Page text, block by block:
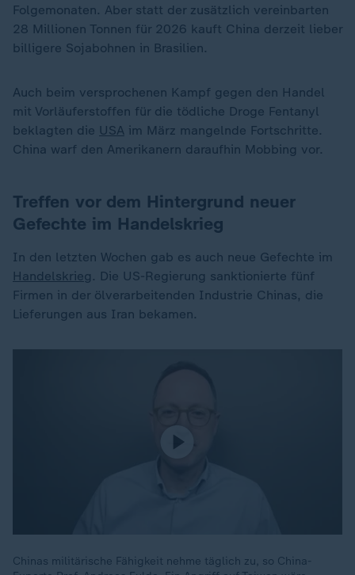
Folgemonaten. Aber statt der zusätzlich vereinbarten
28 Millionen Tonnen für 2026 kauft China derzeit lieber
billigere Sojabohnen in Brasilien.
Auch beim versprochenen Kampf gegen den Handel
mit Vorläuferstoffen für die tödliche Droge Fentanyl
beklagten die USA im März mangelnde Fortschritte.
China warf den Amerikanern daraufhin Mobbing vor.
Treffen vor dem Hintergrund neuer
Gefechte im Handelskrieg
In den letzten Wochen gab es auch neue Gefechte im
Handelskrieg . Die US-Regierung sanktionierte fünf
Firmen in der ölverarbeitenden Industrie Chinas, die
Lieferungen aus Iran bekamen.
Chinas militärische Fähigkeit nehme täglich zu, so China-